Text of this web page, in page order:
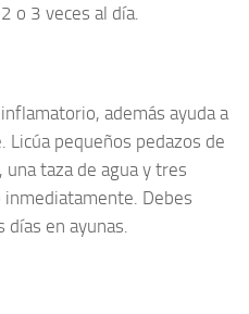
o 3 veces al día.
además ayuda a
pequeños pedazos de
taza de agua y tres
inmediatamente. Debes
en ayunas.